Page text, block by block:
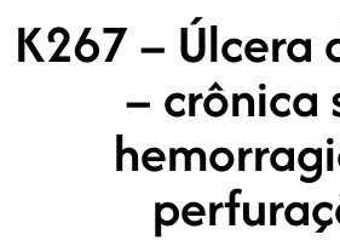
K267 – Úlcera
– crônica